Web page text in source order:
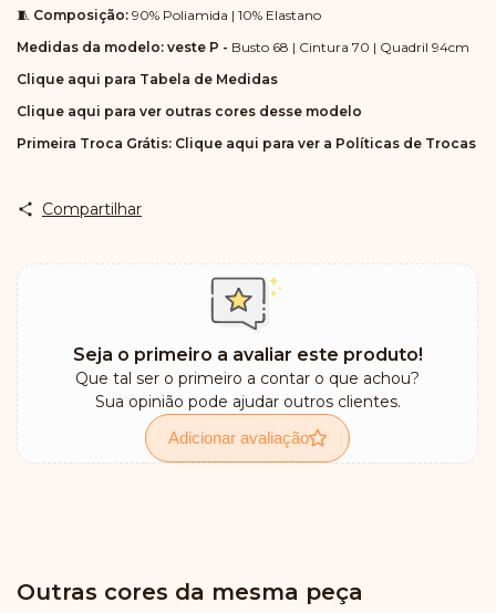
🧵 Composição: 90% Poliamida | 10% Elastano
Medidas da modelo: veste P - Busto 68 | Cintura 70 | Quadril 94cm
Clique aqui para Tabela de Medidas
Clique aqui para ver outras cores desse modelo
Primeira Troca Grátis: Clique aqui para ver a Políticas de Trocas
Compartilhar
Seja o primeiro a avaliar este produto!
Que tal ser o primeiro a contar o que achou?
Sua opinião pode ajudar outros clientes.
Adicionar avaliação
Outras cores da mesma peça